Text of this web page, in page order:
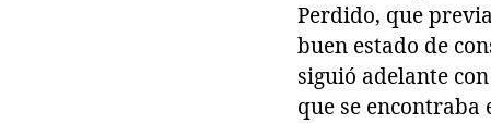
Perdido, que
buen estado de
siguió adelante
que se encontraba